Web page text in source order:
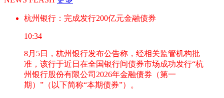
杭州银行：完成发行200亿元金融债券
10:34
8月5日，杭州银行发布公告称，经相关监管机构批
准，该行于近日在全国银行间债券市场成功发行“杭
州银行股份有限公司2026年金融债券（第一
期）”（以下简称“本期债券”）。